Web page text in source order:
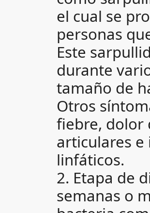
el cual se
personas
Este
durante
tamaño de
Otros
fiebre, dolor
articulares
linfáticos.
2. Etapa de
semanas o